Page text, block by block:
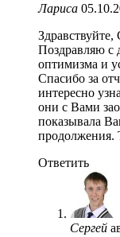
Лариса
Здравствуйте,
Поздравляю с
оптимизма и
Спасибо за
интересно
они с Вами
показывала
продолжения.
Ответить
Сергей